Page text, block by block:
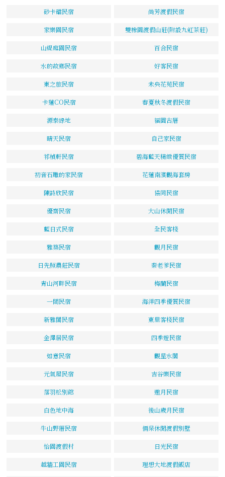
砂卡礑民宿 尚芳渡假民宿
家樂園民宿 雙橡園渡假山莊(附設九虹茶莊)
山緹庭園民宿 百合民宿
水的故鄉民宿 好客民宿
東之旅民宿 未央花苑民宿
卡蓮CO民宿 春夏秋冬渡假民宿
源泰綠地 福園古厝
晴天民宿 自己家民宿
祁楨軒民宿 碧海藍天精緻優質民宿
初音石雕的家民宿 花蓮南濱觀海套房
陳詩欣民宿 協同民宿
優齋民宿 大山休閒民宿
藍日式民宿 全民客棧
雅築民宿 觀月民宿
日先照農莊民宿 秦老爹民宿
青山河畔民宿 梅蘭民宿
一間民宿 海洋四季優質民宿
新雅閣民宿 東里客棧民宿
金澤居民宿 四季遊民宿
如意民宿 觀星水閣
元氣屋民宿 吉谷樂民宿
落羽松別館 邀月民宿
白色地中海 後山歲月民宿
牛山野厝民宿 倆呆休閒渡假別墅
怡園渡假村 日光民宿
越牆工園民宿 理想大地渡假飯店